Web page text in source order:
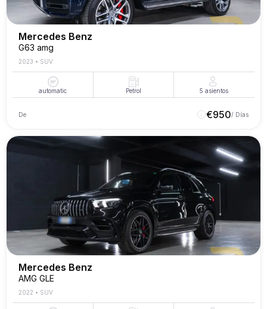
Mercedes Benz
G63 amg
2023 • SUV
automatic Petrol 5 asientos
De €950/ Días
Mercedes Benz
AMG GLE
2022 • SUV